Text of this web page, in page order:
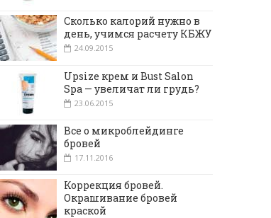
Сколько калорий нужно в
день, учимся расчету КБЖУ
24.09.2015
Upsize крем и Bust Salon
Spa — увеличат ли грудь?
23.06.2015
Все о микроблейдинге
бровей
17.11.2016
Коррекция бровей.
Окрашивание бровей
краской